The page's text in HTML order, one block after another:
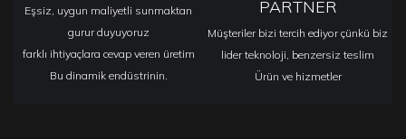
Eşsiz, uygun maliyetli sunmaktan
gurur duyuyoruz
farklı ihtiyaçlara cevap veren üretim
Bu dinamik endüstrinin.
PARTNER
Müşteriler bizi tercih ediyor çünkü biz
lider teknoloji, benzersiz teslim
Ürün ve hizmetler